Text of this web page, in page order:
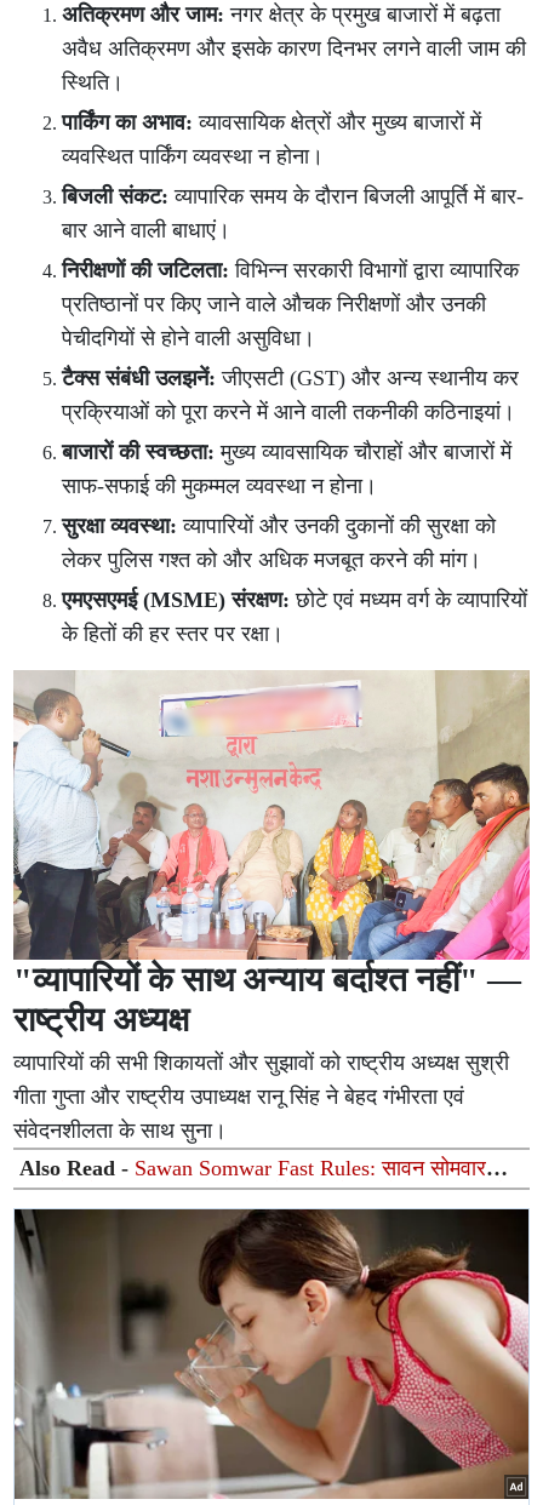
अतिक्रमण और जाम: नगर क्षेत्र के प्रमुख बाजारों में बढ़ता
अवैध अतिक्रमण और इसके कारण दिनभर लगने वाली जाम की
स्थिति।
पार्किंग का अभाव: व्यावसायिक क्षेत्रों और मुख्य बाजारों में
व्यवस्थित पार्किंग व्यवस्था न होना।
बिजली संकट: व्यापारिक समय के दौरान बिजली आपूर्ति में बार-
बार आने वाली बाधाएं।
निरीक्षणों की जटिलता: विभिन्न सरकारी विभागों द्वारा व्यापारिक
प्रतिष्ठानों पर किए जाने वाले औचक निरीक्षणों और उनकी
पेचीदगियों से होने वाली असुविधा।
टैक्स संबंधी उलझनें: जीएसटी (GST) और अन्य स्थानीय कर
प्रक्रियाओं को पूरा करने में आने वाली तकनीकी कठिनाइयां।
बाजारों की स्वच्छता: मुख्य व्यावसायिक चौराहों और बाजारों में
साफ-सफाई की मुकम्मल व्यवस्था न होना।
सुरक्षा व्यवस्था: व्यापारियों और उनकी दुकानों की सुरक्षा को
लेकर पुलिस गश्त को और अधिक मजबूत करने की मांग।
एमएसएमई (MSME) संरक्षण: छोटे एवं मध्यम वर्ग के व्यापारियों
के हितों की हर स्तर पर रक्षा।
"व्यापारियों के साथ अन्याय बर्दाश्त नहीं" —
राष्ट्रीय अध्यक्ष
व्यापारियों की सभी शिकायतों और सुझावों को राष्ट्रीय अध्यक्ष सुश्री
गीता गुप्ता और राष्ट्रीय उपाध्यक्ष रानू सिंह ने बेहद गंभीरता एवं
संवेदनशीलता के साथ सुना।
Also Read - Sawan Somwar Fast Rules: सावन सोमवार
व्रत के दौरान पीरियड्स आ जाएं तो क्या करें? जानें पूजा, व्रत और
शास्त्रों के नियम